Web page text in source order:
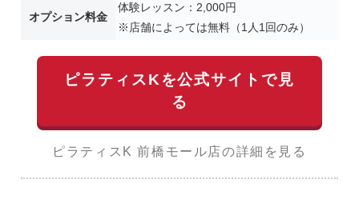
オプション料金
体験レッスン：2,000円
※店舗によっては無料（1人1回のみ）
ピラティスKを公式サイトで見
る
ピラティスK 前橋モール店の詳細を見る